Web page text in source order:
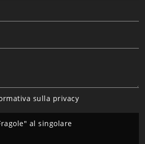
sulla privacy
al singolare